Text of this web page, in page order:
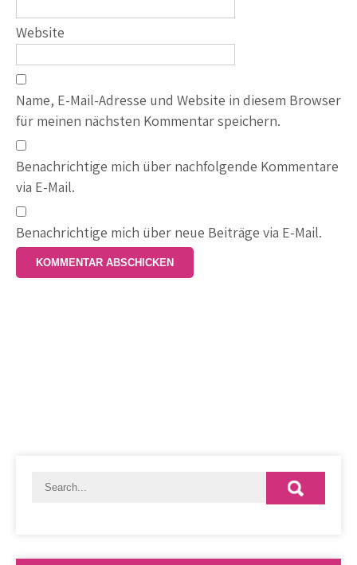
Website
Name, E-Mail-Adresse und Website in diesem Browser
für meinen nächsten Kommentar speichern.
Benachrichtige mich über nachfolgende Kommentare
via E-Mail.
Benachrichtige mich über neue Beiträge via E-Mail.